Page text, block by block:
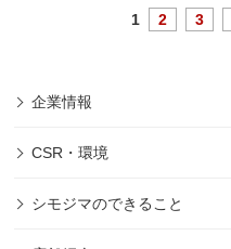
1 2 3
企業情報
CSR・環境
シモジマのできること